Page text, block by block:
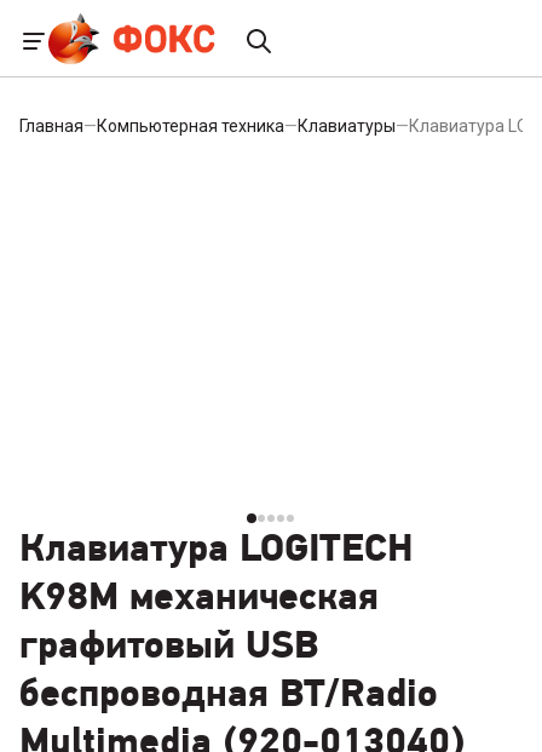
Главная—Компьютерная техника—Клавиатуры—Клавиатура
Клавиатура LOGITECH
K98M механическая
графитовый USB
беспроводная BT/Radio
Multimedia (920-013040)